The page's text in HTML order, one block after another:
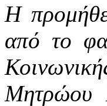
Η
από το
Μητρώου